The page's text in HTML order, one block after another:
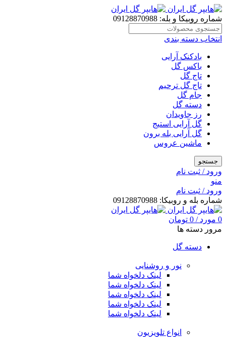
شماره روبیکا و بله: 09128870988
انتخاب دسته بندی
بادکنک آرایی
باکس گل
تاج گل
تاج گل ترحیم
جام گل
دسته گل
رز جاویدان
گل آرایی استیج
گل آرایی بله برون
ماشین عروس
جستجو
ورود / ثبت نام
منو
ورود / ثبت نام
شماره بله و روبیکا: 09128870988
0 مورد /
0 تومان
مرور دسته ها
دسته گل
نور و روشنایی
لینک دلخواه شما
لینک دلخواه شما
لینک دلخواه شما
لینک دلخواه شما
لینک دلخواه شما
انواع تلویزیون